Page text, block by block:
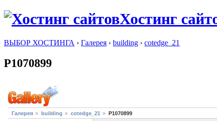
Хостинг
ВЫБОР ХОСТИНГА › Галерея › building › cotedge_21
P1070899
Галерея building cotedge_21 P1070899